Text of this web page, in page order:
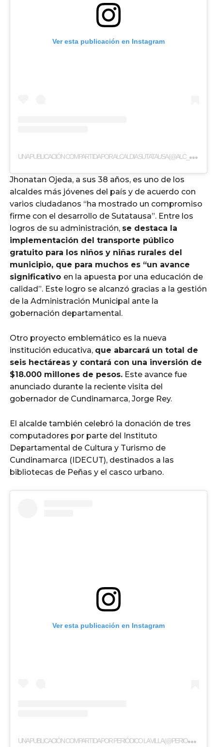
Ver esta publicación en Instagram
U
NA PUBLICACIÓN COMPARTIDA POR ALCALDIA SUTATAUSA (@ALC_SUTATAUSA)
Jhonatan Ojeda, a sus 38 años, es uno de los
alcaldes más jóvenes del país y de acuerdo con
varios ciudadanos “ha mostrado un compromiso
firme con el desarrollo de Sutatausa”. Entre los
logros de su administración, se destaca la
implementación del transporte público
gratuito para los niños y niñas rurales del
municipio, que para muchos es “un avance
significativo en la apuesta por una educación de
calidad”. Este logro se alcanzó gracias a la gestión
de la Administración Municipal ante la
gobernación departamental.
Otro proyecto emblemático es la nueva
institución educativa, que abarcará un total de
seis hectáreas y contará con una inversión de
$18.000 millones de pesos. Este avance fue
anunciado durante la reciente visita del
gobernador de Cundinamarca, Jorge Rey.
El alcalde también celebró la donación de tres
computadores por parte del Instituto
Departamental de Cultura y Turismo de
Cundinamarca (IDECUT), destinados a las
bibliotecas de Peñas y el casco urbano.
Ver esta publicación en Instagram
U
NA PUBLICACIÓN COMPARTIDA POR PERIÓDICO LA VILLA (@PERIODICOLAVILLA)